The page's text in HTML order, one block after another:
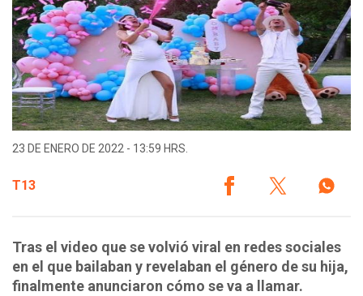
23 DE ENERO DE 2022 - 13:59 HRS.
T13
Tras el video que se volvió viral en redes sociales
en el que bailaban y revelaban el género de su hija,
finalmente anunciaron cómo se va a llamar.